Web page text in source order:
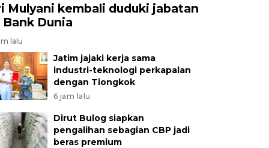
Mulyani kembali duduki jabatan
Bank Dunia
lalu
Jatim jajaki kerja sama
industri-teknologi perkapalan
dengan Tiongkok
6 jam lalu
Dirut Bulog siapkan
pengalihan sebagian CBP jadi
beras premium